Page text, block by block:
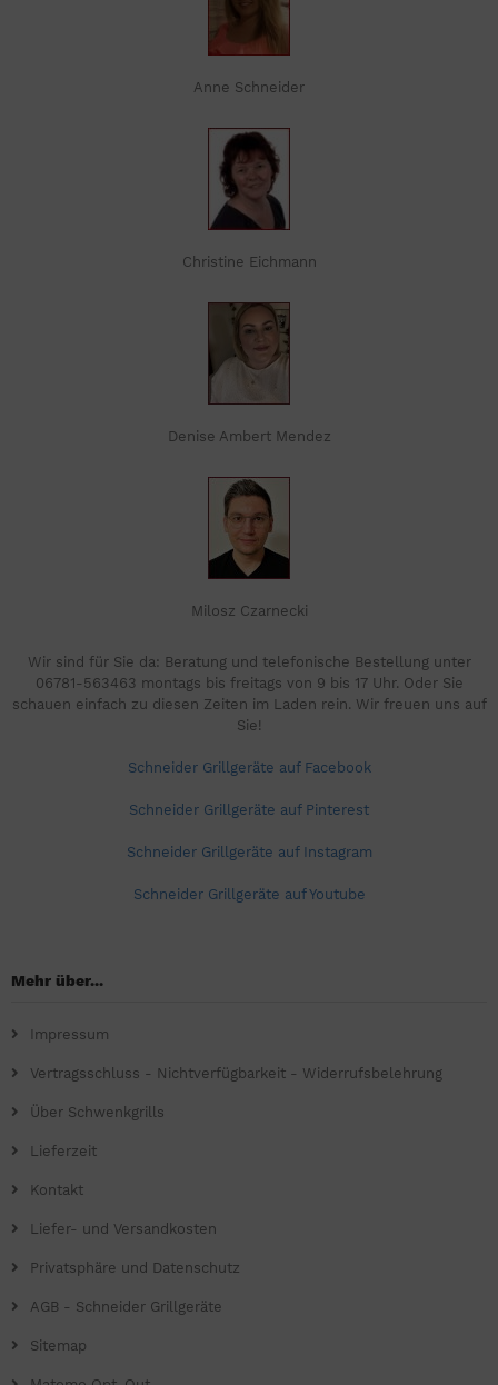
Anne Schneider
Christine Eichmann
Denise Ambert Mendez
Milosz Czarnecki
Wir sind für Sie da: Beratung und telefonische Bestellung unter
06781-563463 montags bis freitags von 9 bis 17 Uhr. Oder Sie
schauen einfach zu diesen Zeiten im Laden rein. Wir freuen uns auf
Sie!
Schneider Grillgeräte auf Facebook
Schneider Grillgeräte auf Pinterest
Schneider Grillgeräte auf Instagram
Schneider Grillgeräte auf Youtube
Mehr über...
Impressum
Vertragsschluss - Nichtverfügbarkeit - Widerrufsbelehrung
Über Schwenkgrills
Lieferzeit
Kontakt
Liefer- und Versandkosten
Privatsphäre und Datenschutz
AGB - Schneider Grillgeräte
Sitemap